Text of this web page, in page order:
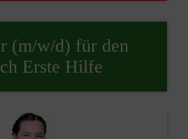
(m/w/d) für den
Erste Hilfe